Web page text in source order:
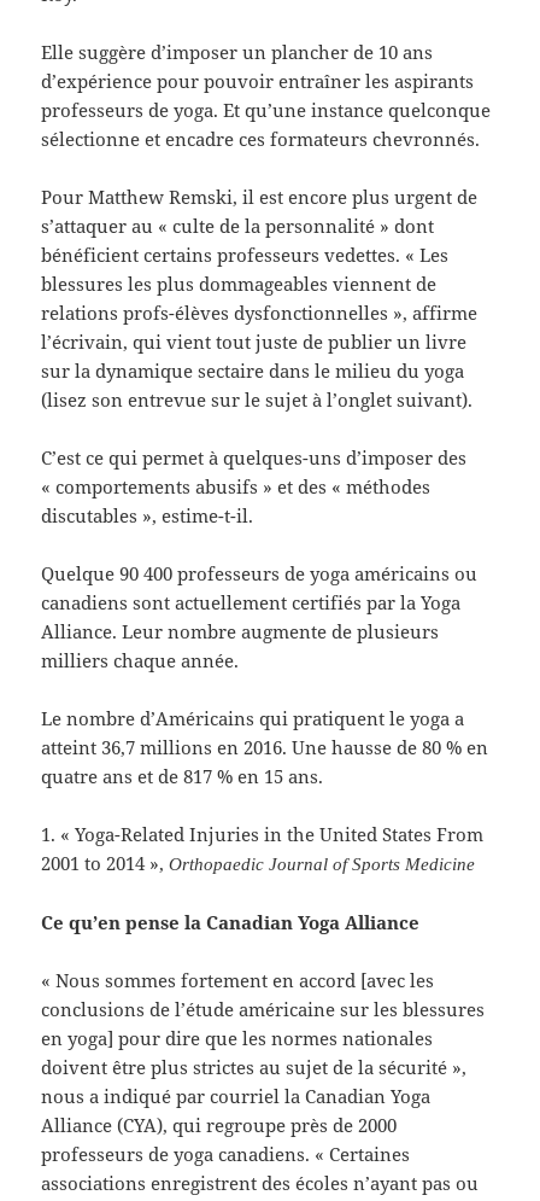
Elle suggère d’imposer un plancher de 10 ans
d’expérience pour pouvoir entraîner les aspirants
professeurs de yoga. Et qu’une instance quelconque
sélectionne et encadre ces formateurs chevronnés.
Pour Matthew Remski, il est encore plus urgent de
s’attaquer au « culte de la personnalité » dont
bénéficient certains professeurs vedettes. « Les
blessures les plus dommageables viennent de
relations profs-élèves dysfonctionnelles », affirme
l’écrivain, qui vient tout juste de publier un livre
sur la dynamique sectaire dans le milieu du yoga
(lisez son entrevue sur le sujet à l’onglet suivant).
C’est ce qui permet à quelques-uns d’imposer des
« comportements abusifs » et des « méthodes
discutables », estime-t-il.
Quelque 90 400 professeurs de yoga américains ou
canadiens sont actuellement certifiés par la Yoga
Alliance. Leur nombre augmente de plusieurs
milliers chaque année.
Le nombre d’Américains qui pratiquent le yoga a
atteint 36,7 millions en 2016. Une hausse de 80 % en
quatre ans et de 817 % en 15 ans.
1. « Yoga-Related Injuries in the United States From
2001 to 2014 »,Orthopaedic Journal of Sports Medicine
Ce qu’en pense la Canadian Yoga Alliance
« Nous sommes fortement en accord [avec les
conclusions de l’étude américaine sur les blessures
en yoga] pour dire que les normes nationales
doivent être plus strictes au sujet de la sécurité »,
nous a indiqué par courriel la Canadian Yoga
Alliance (CYA), qui regroupe près de 2000
professeurs de yoga canadiens. « Certaines
associations enregistrent des écoles n’ayant pas ou